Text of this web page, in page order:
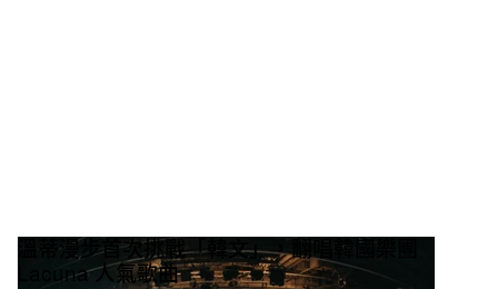
溫蒂漫步首次挑戰「韓文」，翻唱韓國樂團
Lacuna 人氣歌曲